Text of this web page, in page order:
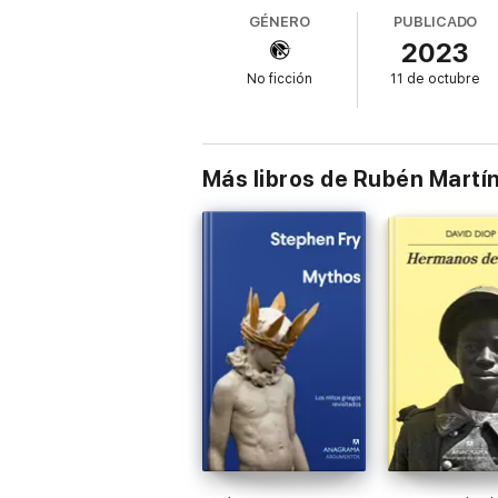
Andrea Genovart debuta con esta novela
sociedad que nos supera pero, sobre
GÉNERO
No ficción
PUBLICADO
2023
11 de octubre
Más libros de Rubén